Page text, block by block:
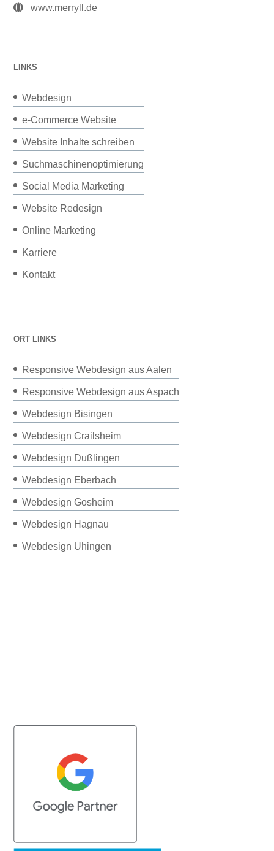
www.merryll.de
LINKS
Webdesign
e-Commerce Website
Website Inhalte schreiben
Suchmaschinenoptimierung
Social Media Marketing
Website Redesign
Online Marketing
Karriere
Kontakt
ORT LINKS
Responsive Webdesign aus Aalen
Responsive Webdesign aus Aspach
Webdesign Bisingen
Webdesign Crailsheim
Webdesign Dußlingen
Webdesign Eberbach
Webdesign Gosheim
Webdesign Hagnau
Webdesign Uhingen